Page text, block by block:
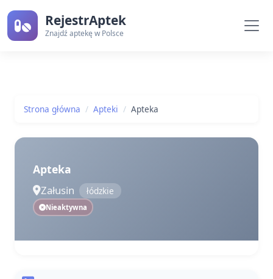
RejestrAptek
Znajdź aptekę w Polsce
Strona główna Apteki Apteka
Apteka
Załusin łódzkie
Nieaktywna